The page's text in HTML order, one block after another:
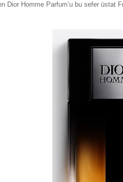
Dior Homme Parfum’u bu sefer üstat